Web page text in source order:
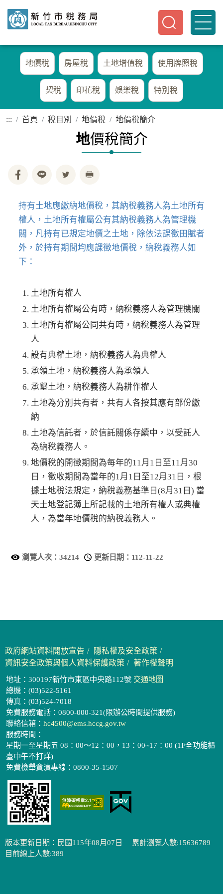
地價稅 房屋稅 土地增值稅 使用牌照稅
契稅 印花稅 娛樂稅 特別稅
::: 首頁 稅目別 地價稅 地價稅簡介
地價稅簡介
持有土地應繳納地價稅，其納稅義務人為土地所有
權人，土地所有權屬公有其納稅義務人為管理機
關，凡持有已規定地價之土地，除依法課徵田賦者
外，於持有期間均應課徵地價稅，納稅義務人如
下：
土地所有權人
土地所有權屬公有時，納稅義務人為管理機關
土地所有權屬公同共有時，納稅義務人為管理
人
設有典權土地，納稅義務人為典權人
承領土地，納稅義務人為承領人
承墾土地，納稅義務人為耕作權人
土地為分別共有者，共有人各按其應有部份繳
納
土地為信託者，於信託關係存續中，以受託人
為納稅義務人。
地價稅的開徵期間為每年的11月1日至11月30
日，徵收期間為當年的1月1日至12月31日，根
據土地稅法規定，納稅義務基準日(8月31日) 當
天土地登記簿上所記載的土地所有權人或典權
人，為當年地價稅的納稅義務人。
瀏覽人次： 34214 更新日期： 112-11-22
政府網站資料開放宣告
隱私權及安全政策
資訊安全政策與個人資料保護政策
著作權聲明
地址：300197新竹市東區中央路112號 交通地圖
總機：(03)522-5161
傳真：(03)524-7018
免費服務電話：0800-000-321(限辦公時間提供服務)
聯絡信箱： hc4500@ems.hccg.gov.tw
服務時間：
星期一至星期五 08：00～12：00，13：00~17：00 (1F全功能櫃
臺中午不打烊)
免費檢舉貪瀆專線：0800-35-1507
版本更新日期：民國115年08月07日
累計瀏覽人數:15636789
目前線上人數:389